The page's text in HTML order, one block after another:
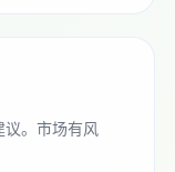
。市场有风